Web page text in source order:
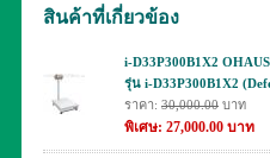
สินค้าที่เกี่ยวข้อง
i-D33P300B1X2
รุ่น i-D33P300B1X2
ราคา: 30,000.00 บาท
พิเศษ: 27,000.00 บาท